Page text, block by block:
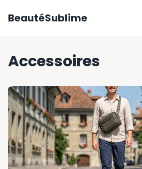
BeautéSublime
Accessoires